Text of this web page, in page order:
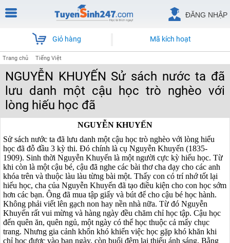
ĐĂNG NHẬP
Giỏ hàng Mã kích hoạt
Trang chủ Tiếng Việt
NGUYỄN KHUYẾN Sử sách nước ta đã
lưu danh một cậu học trò nghèo với
lòng hiếu học đã
NGUYỄN KHUYẾN
Sử sách nước ta đã lưu danh một cậu học trò nghèo với lòng hiếu
học đã đỗ đầu 3 kỳ thi. Đó chính là cụ Nguyễn Khuyến (1835-
1909). Sinh thời Nguyễn Khuyến là một người cực kỳ hiếu học. Từ
khi còn là một cậu bé, cậu đã nghe các bài thơ cha dạy cho các anh
khóa trên và thuộc làu làu từng bài một. Thấy con có trí nhớ tốt lại
hiếu học, cha của Nguyễn Khuyến đã tạo điều kiện cho con học sớm
hơn các bạn. Ông đã mua tập giấy và bút để cho cậu bé học hành.
Không phải viết lên gạch non hay nền nhà nữa. Từ đó Nguyễn
Khuyến rất vui mừng và hàng ngày đều chăm chỉ học tập. Cậu học
đến quên ăn, quên ngủ, một ngày có thể học thuộc cả mấy chục
trang. Nhưng gia cảnh khốn khó khiến việc học gặp khó khăn khi
chỉ học được vào ban ngày, còn buổi đêm lại thiếu ánh sáng. Bằng